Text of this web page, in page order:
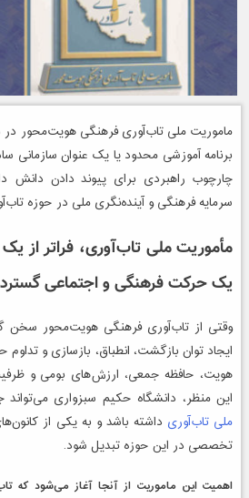
ماموریت ملی تاب‌آوری فرهنگی هویت‌محور
برنامه آموزشی محدود یا یک عنوان سازمانی
چارچوب راهبردی برای پیوند دادن دانش
سرمایه فرهنگی و آینده‌نگری ملی در حوزه
مأموریت ملی تاب‌آوری، فراتر از
یک حرکت فرهنگی و اجتماعی
وقتی از تاب‌آوری فرهنگی هویت‌محور سخن
ایجاد توان بازگشت، انطباق، بازسازی و
هویت، حافظه جمعی، ارزش‌های بومی و
این منظر، دانشگاه حکیم سبزواری
ملی تاب‌آوری داشته باشد و به یکی از
تخصصی در این حوزه تبدیل شود.
اهمیت این ماموریت از آنجا آغاز می‌شود که